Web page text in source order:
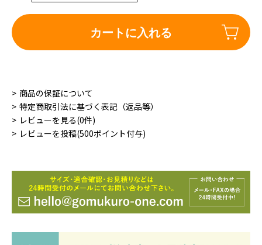
カートに入れる
商品の保証について
特定商取引法に基づく表記（返品等）
レビューを見る(0件)
レビューを投稿(500ポイント付与)